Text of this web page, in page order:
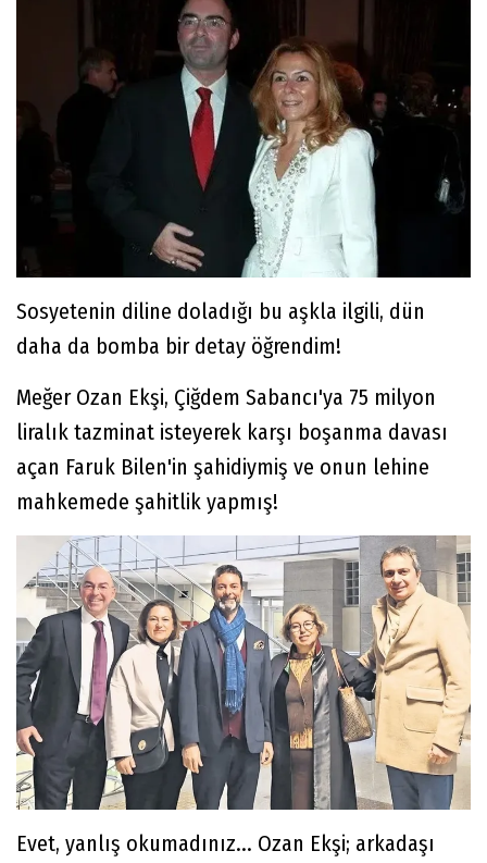
Sosyetenin diline doladığı bu aşkla ilgili, dün
daha da bomba bir detay öğrendim!
Meğer Ozan Ekşi, Çiğdem Sabancı'ya 75 milyon
liralık tazminat isteyerek karşı boşanma davası
açan Faruk Bilen'in şahidiymiş ve onun lehine
mahkemede şahitlik yapmış!
Evet, yanlış okumadınız... Ozan Ekşi; arkadaşı